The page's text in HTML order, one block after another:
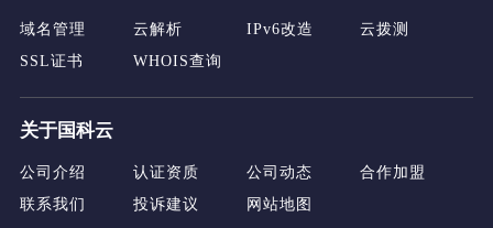
域名管理 云解析 IPv6改造
云拨测
SSL证书
WHOIS查询
关于国科云
公司介绍 认证资质 公司动态
合作加盟
联系我们
投诉建议 网站地图